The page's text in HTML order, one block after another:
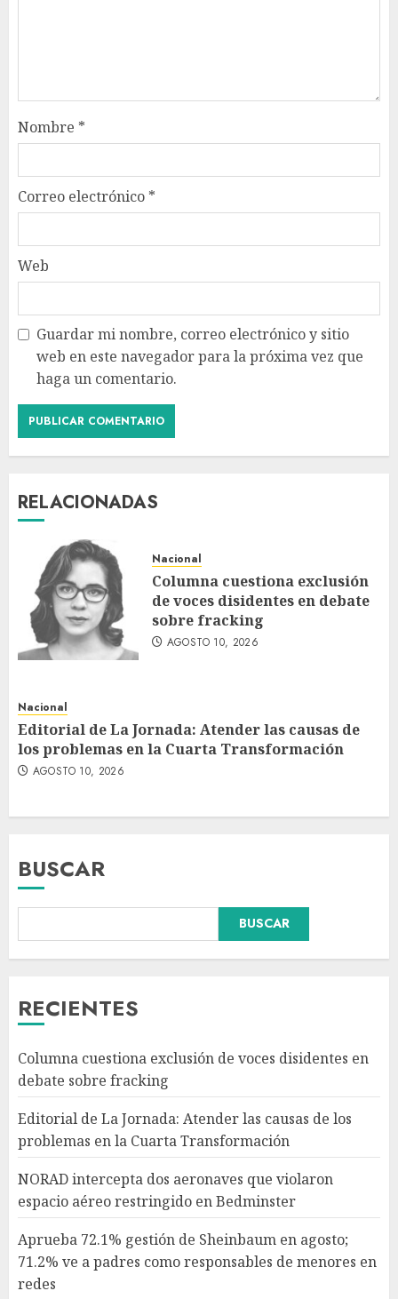
Nombre *
Correo electrónico *
Web
Guardar mi nombre, correo electrónico y sitio
web en este navegador para la próxima vez que
haga un comentario.
RELACIONADAS
Nacional
Columna cuestiona exclusión
de voces disidentes en debate
sobre fracking
AGOSTO 10, 2026
Nacional
Editorial de La Jornada: Atender las causas de
los problemas en la Cuarta Transformación
AGOSTO 10, 2026
BUSCAR
BUSCAR
RECIENTES
Columna cuestiona exclusión de voces disidentes en
debate sobre fracking
Editorial de La Jornada: Atender las causas de los
problemas en la Cuarta Transformación
NORAD intercepta dos aeronaves que violaron
espacio aéreo restringido en Bedminster
Aprueba 72.1% gestión de Sheinbaum en agosto;
71.2% ve a padres como responsables de menores en
redes
3
NORAD intercepta dos
4
Aprueba 72.1% gestión de
Sheinbaum en agosto; 71.2%
responsables de menores en
redes
5
Grecia Quiroz abre la puerta a
relación con partidos políticos
en su segundo Informe
AGOSTO 10, 2026